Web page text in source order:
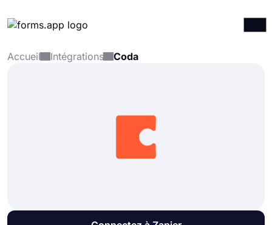
Produits
Accueil Intégrations Coda